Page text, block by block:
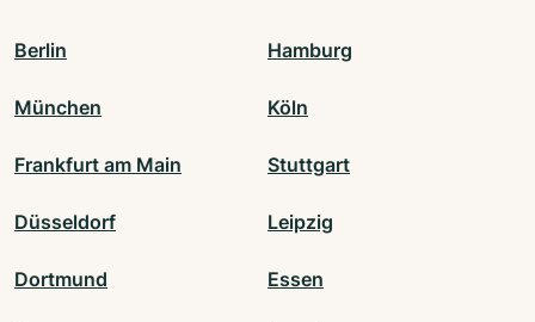
Berlin Hamburg
München Köln
Frankfurt am Main Stuttgart
Düsseldorf Leipzig
Dortmund Essen